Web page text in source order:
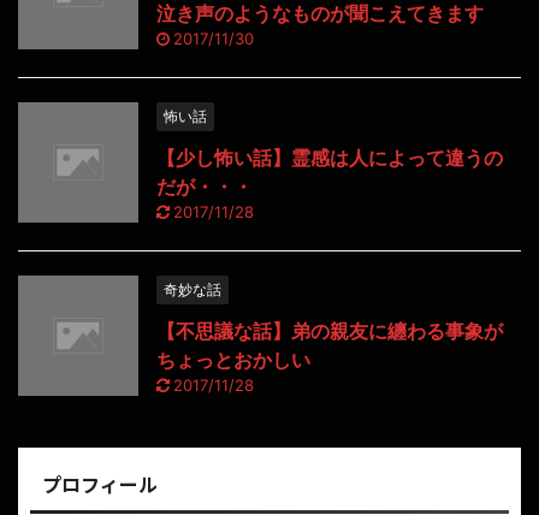
泣き声のようなものが聞こえてきます
2017/11/30
怖い話
【少し怖い話】霊感は人によって違うの
だが・・・
2017/11/28
奇妙な話
【不思議な話】弟の親友に纏わる事象が
ちょっとおかしい
2017/11/28
プロフィール